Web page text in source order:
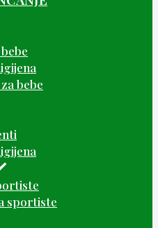
bebe
sportiste